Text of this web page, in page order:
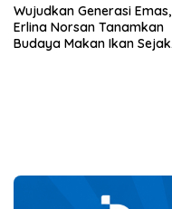
Wujudkan Generasi Emas,
Erlina Norsan Tanamkan
Budaya Makan Ikan Sejak